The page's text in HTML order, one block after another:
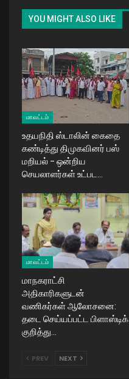
YOU MIGHT ALSO LIKE
மாவட்டம்
உதயநிதி ஸ்டாலின் கைதை
கண்டித்து திமுகவினர் பஸ்
மறியல் – ஒன்றிய
செயலாளர்கள் உட்பட…
மாவட்டம்
மாநகராட்சி
அதிகாரிகளுடன்
வணிகர்கள் ஆலோசனை:
தடை செய்யப்பட்ட பிளாஸ்டிக்
குறித்து…
PREV NEXT